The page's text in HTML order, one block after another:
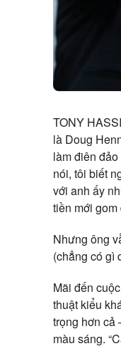
TONY
là Doug
làm điên
nói, tôi biết
với anh ấy
tiền mới
Nhưng ông
(chẳng có gì
Mãi đến
thuật kiểu
trọng hơn cả
màu sáng.